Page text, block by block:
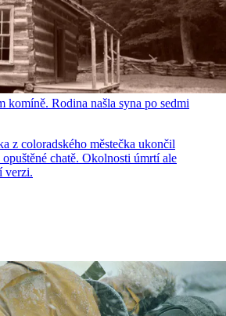
komíně. Rodina našla syna po sedmi
z coloradského městečka ukončil
chatě. Okolnosti úmrtí ale
verzi.